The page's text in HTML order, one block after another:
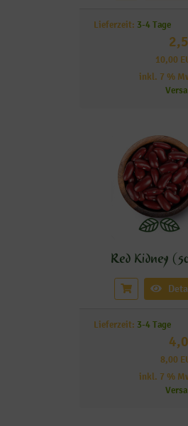
Lieferzeit: 3-4 Tage
10,00
inkl. 7 %
Red Kidney
Lieferzeit: 3-4 Tage
8,00
inkl. 7 %